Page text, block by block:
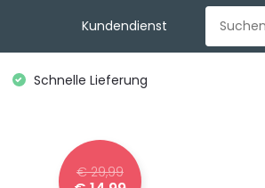
Kundendienst
Schnelle Lieferung
€ 29,99